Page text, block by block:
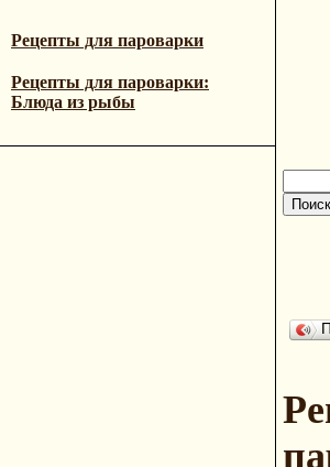
Рецепты для пароварки
Рецепты для пароварки:
Блюда из рыбы